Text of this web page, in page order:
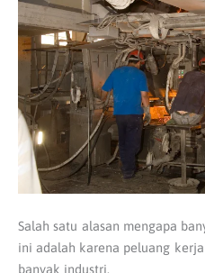
Salah satu alasan mengapa
ini adalah karena peluang
banyak industri.